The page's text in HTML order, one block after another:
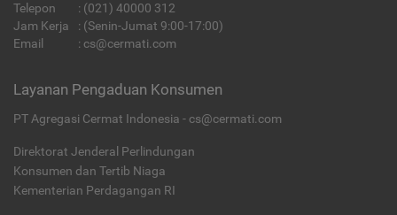
Telepon : (021) 40000 312
Jam Kerja
: (Senin-Jumat 9:00-17:00)
Email
: cs@cermati.com
Layanan Pengaduan Konsumen
PT Agregasi Cermat Indonesia - cs@cermati.com
Direktorat Jenderal Perlindungan
Konsumen dan Tertib Niaga
Kementerian Perdagangan RI